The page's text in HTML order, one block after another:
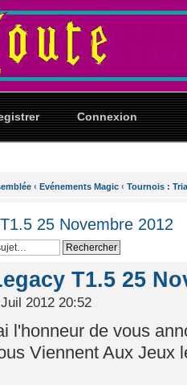
Connexion
‹ Evénements Magic ‹ Tournois :
25 Novembre 2012
T1.5 25
2012 20:52
l'honneur de vous
Viennent Aux Jeux